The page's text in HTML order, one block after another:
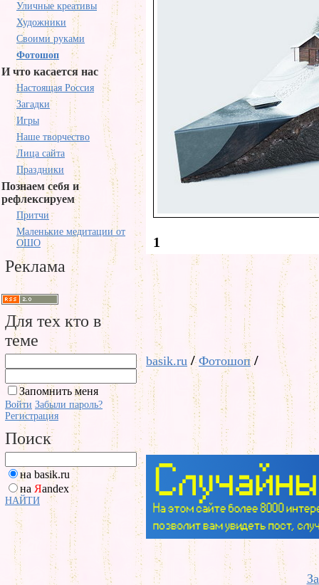
Уличные креативы
Художники
Своими руками
Фотошоп
И что касается нас
Настоящая Россия
Загадки
Игры
Наше творчество
Лица сайта
Праздники
Познаем себя и
рефлексируем
Притчи
Маленькие медитации от
ОШО
Реклама
Для тех кто в
теме
Запомнить меня
Войти Забыли пароль?
Регистрация
Поиск
на basik.ru
на Яandex
НАЙТИ
1
basik.ru/Фотошоп/